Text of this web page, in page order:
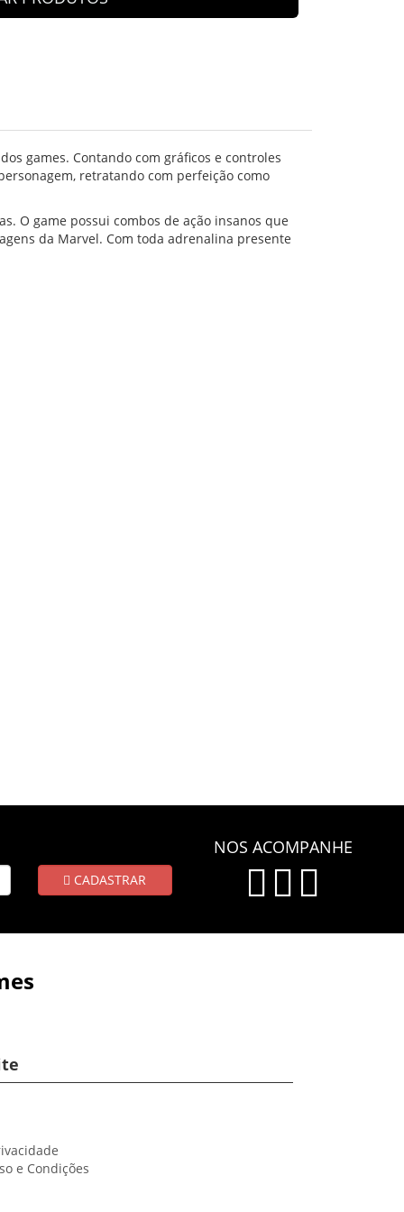
games. Contando com gráficos e controles
retratando com perfeição como
O game possui combos de ação insanos que
da Marvel. Com toda adrenalina presente
CADASTRAR
NOS ACOMPANHE
e Condições